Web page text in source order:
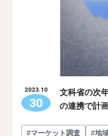
2023.10
30
文科省の次
の連携で計
#マーケット調査 #地